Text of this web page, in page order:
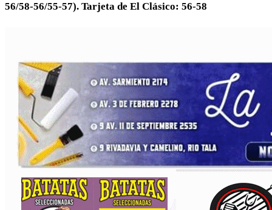
56/58-56/55-57). Tarjeta de El Clásico: 56-58